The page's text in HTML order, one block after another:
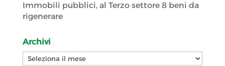
Immobili pubblici, al Terzo settore 8 beni da
rigenerare
Archivi
Archivi